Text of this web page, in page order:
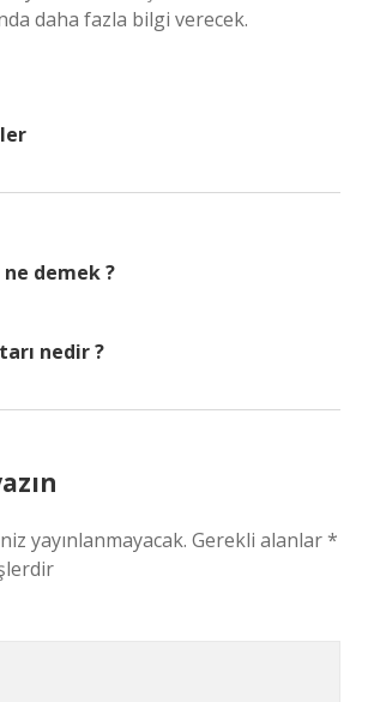
daha fazla bilgi verecek.
demek ?
nedir ?
yayınlanmayacak. Gerekli alanlar*